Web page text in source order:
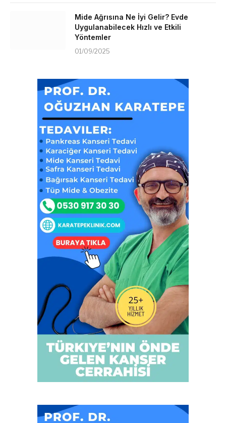
Mide Ağrısına Ne İyi Gelir? Evde
Uygulanabilecek Hızlı ve Etkili
Yöntemler
01/09/2025